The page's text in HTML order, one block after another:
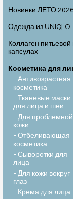
Новинки ЛЕТО
Одежда из UNIQLO
Коллаген питьевой
капсулах
Косметика для
- Антивозрастная
косметика
- Тканевые маски
для лица и шеи
- Для проблемной
кожи
- Отбеливающая
косметика
- Сыворотки для
лица
- Для кожи вокруг
глаз
- Крема для лица